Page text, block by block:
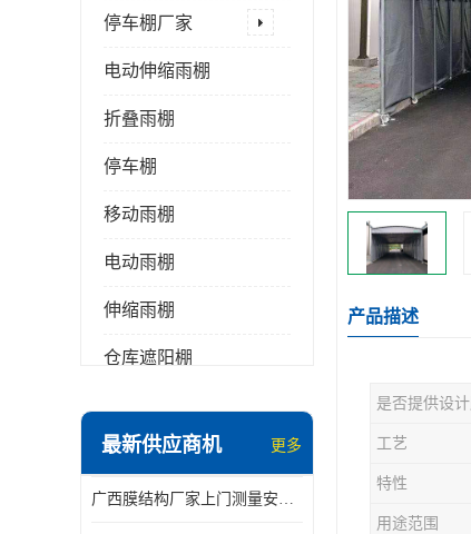
停车棚厂家
电动伸缩雨棚
折叠雨棚
停车棚
移动雨棚
电动雨棚
伸缩雨棚
仓库遮阳棚
电动推拉雨棚
膜结构停景观棚
最新供应商机 更多
广西膜结构厂家上门测量安装发货，厂家发货没有差价
产品描述
是否提供设
工艺
特性
用途范围